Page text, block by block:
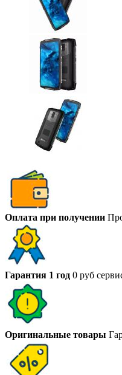
Оплата при получении
Гарантия 1 год 0 руб
Оригинальные товары